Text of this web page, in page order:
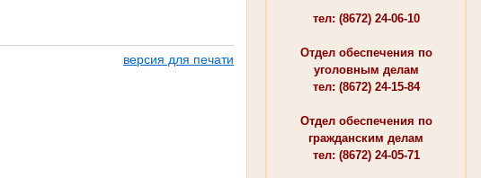
тел: (8672) 24-06-10
Отдел обеспечения по
уголовным делам
тел: (8672) 24-15-84
Отдел обеспечения по
гражданским делам
тел: (8672) 24-05-71
версия для печати